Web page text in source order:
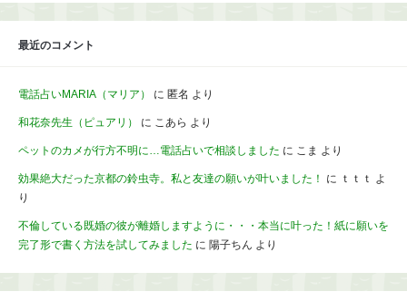
最近のコメント
電話占いMARIA（マリア） に 匿名 より
和花奈先生（ピュアリ） に こあら より
ペットのカメが行方不明に…電話占いで相談しました に こま より
効果絶大だった京都の鈴虫寺。私と友達の願いが叶いました！ に ｔｔｔ
よ
り
不倫している既婚の彼が離婚しますように・・・本当に叶った！紙に願いを
完了形で書く方法を試してみました に 陽子ちん より